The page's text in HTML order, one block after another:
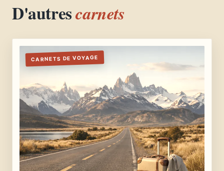
D'autrescarnets
CARNETS DE VOYAGE